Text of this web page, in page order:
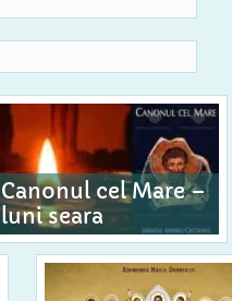
Canonul cel Mare –
luni seara